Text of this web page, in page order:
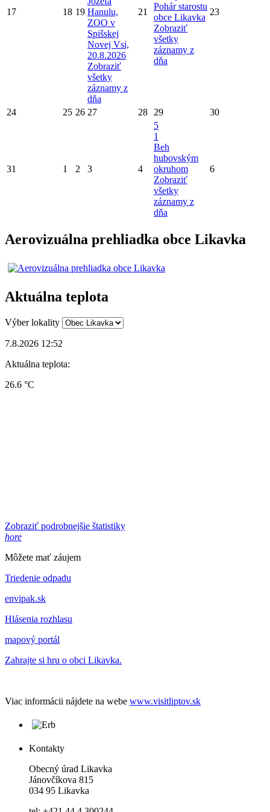
17 18 19 Hanulu,
ZOO v
Spišskej
Novej Vsi,
20.8.2026
Zobraziť
všetky
záznamy z
dňa
21
Pohár starostu
obce Likavka
Zobraziť
všetky
záznamy z
dňa
23
24 25 26 27 28 29 30
31 1 2 3 4
5
1
Beh
hubovským
okruhom
Zobraziť
všetky
záznamy z
dňa
6
Aerovizuálna prehliadka obce Likavka
Aktuálna teplota
Výber lokality
7.8.2026 12:52
Aktuálna teplota:
26.6 °C
Zobraziť podrobnejšie štatistiky
hore
Môžete mať záujem
Triedenie odpadu
envipak.sk
Hlásenia rozhlasu
mapový portál
Zahrajte si hru o obci Likavka.
Viac informácii nájdete na webe www.visitliptov.sk
Kontakty
Obecný úrad Likavka
Jánovčíkova 815
034 95 Likavka